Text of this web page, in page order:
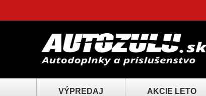
VÝPREDAJ AKCIE LETO